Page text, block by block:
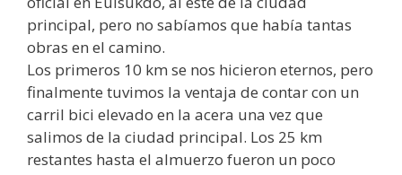
principal, pero no sabíamos que había tantas
obras en el camino.
Los primeros 10 km se nos hicieron eternos, pero
finalmente tuvimos la ventaja de contar con un
carril bici elevado en la acera una vez que
salimos de la ciudad principal. Los 25 km
restantes hasta el almuerzo fueron un poco